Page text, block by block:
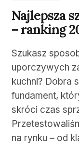
Najlepsza
– ranking
Szukasz
uporczywych
kuchni? Dobra
fundament,
skróci czas
na rynku – od